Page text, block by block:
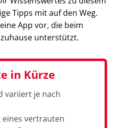
Tipps mit auf den Weg.
App vor, die beim
unterstützt.
in Kürze
variiert je nach
eines vertrauten